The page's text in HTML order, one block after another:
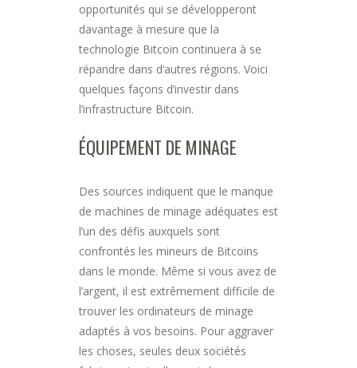
opportunités qui se développeront
davantage à mesure que la
technologie Bitcoin continuera à se
répandre dans d’autres régions. Voici
quelques façons d’investir dans
l’infrastructure Bitcoin.
ÉQUIPEMENT DE MINAGE
Des sources indiquent que le manque
de machines de minage adéquates est
l’un des défis auxquels sont
confrontés les mineurs de Bitcoins
dans le monde. Même si vous avez de
l’argent, il est extrêmement difficile de
trouver les ordinateurs de minage
adaptés à vos besoins. Pour aggraver
les choses, seules deux sociétés